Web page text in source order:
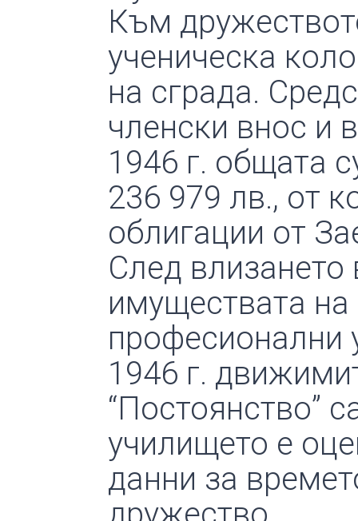
Към
ученическа
на сграда.
членски внос и
1946 г. общата
236 979 лв., от
облигации от
След влизането
имуществата
професионални
1946 г.
“Постоянство”
училището е
данни за